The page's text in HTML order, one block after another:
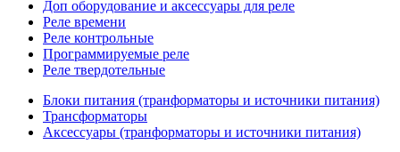
Доп оборудование и аксессуары для реле
Реле времени
Реле контрольные
Программируемые реле
Реле твердотельные
Блоки питания (транформаторы и источники питания)
Трансформаторы
Аксессуары (транформаторы и источники питания)